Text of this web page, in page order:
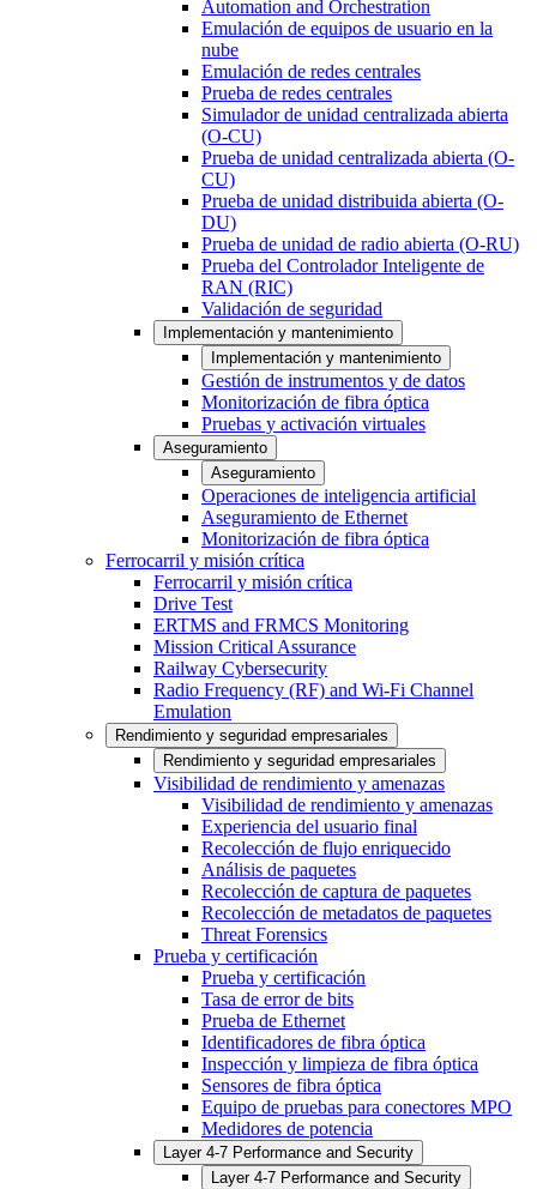
Automation and Orchestration
Emulación de equipos de usuario en la
nube
Emulación de redes centrales
Prueba de redes centrales
Simulador de unidad centralizada abierta
(O-CU)
Prueba de unidad centralizada abierta (O-
CU)
Prueba de unidad distribuida abierta (O-
DU)
Prueba de unidad de radio abierta (O-RU)
Prueba del Controlador Inteligente de
RAN (RIC)
Validación de seguridad
Implementación y mantenimiento
Implementación y mantenimiento
Gestión de instrumentos y de datos
Monitorización de fibra óptica
Pruebas y activación virtuales
Aseguramiento
Aseguramiento
Operaciones de inteligencia artificial
Aseguramiento de Ethernet
Monitorización de fibra óptica
Ferrocarril y misión crítica
Ferrocarril y misión crítica
Drive Test
ERTMS and FRMCS Monitoring
Mission Critical Assurance
Railway Cybersecurity
Radio Frequency (RF) and Wi-Fi Channel
Emulation
Rendimiento y seguridad empresariales
Rendimiento y seguridad empresariales
Visibilidad de rendimiento y amenazas
Visibilidad de rendimiento y amenazas
Experiencia del usuario final
Recolección de flujo enriquecido
Análisis de paquetes
Recolección de captura de paquetes
Recolección de metadatos de paquetes
Threat Forensics
Prueba y certificación
Prueba y certificación
Tasa de error de bits
Prueba de Ethernet
Identificadores de fibra óptica
Inspección y limpieza de fibra óptica
Sensores de fibra óptica
Equipo de pruebas para conectores MPO
Medidores de potencia
Layer 4-7 Performance and Security
Layer 4-7 Performance and Security